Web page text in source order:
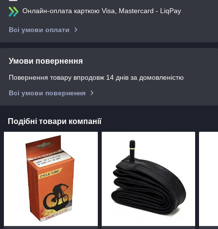
Онлайн-оплата карткою Visa, Mastercard - LiqPay
Всі умови оплати
Умови повернення
Повернення товару впродовж 14 днів за домовленістю
Всі умови повернення
Подібні товари компанії